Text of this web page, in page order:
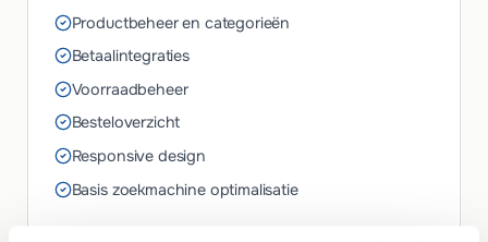
Productbeheer en categorieën
Betaalintegraties
Voorraadbeheer
Besteloverzicht
Responsive design
Basis zoekmachine optimalisatie